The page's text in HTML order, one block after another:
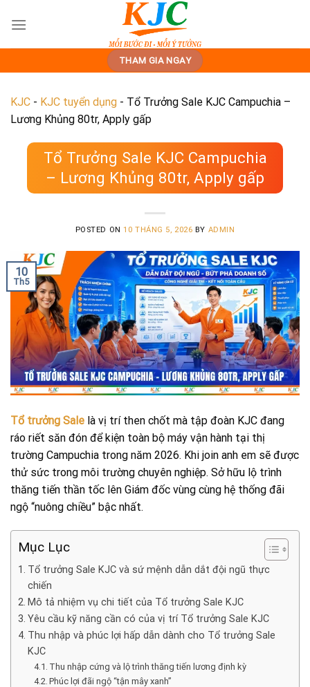
THAM GIA NGAY
KJC - KJC tuyển dụng - Tổ Trưởng Sale KJC Campuchia –
Lương Khủng 80tr, Apply gấp
Tổ Trưởng Sale KJC Campuchia
– Lương Khủng 80tr, Apply gấp
POSTED ON10 THÁNG 5, 2026 BY ADMIN
10
Th5
Tổ trưởng Sale là vị trí then chốt mà tập đoàn KJC đang
ráo riết săn đón để kiện toàn bộ máy vận hành tại thị
trường Campuchia trong năm 2026. Khi join anh em sẽ được
thử sức trong môi trường chuyên nghiệp. Sở hữu lộ trình
thăng tiến thần tốc lên Giám đốc vùng cùng hệ thống đãi
ngộ “nuông chiều” bậc nhất.
Mục Lục
Tổ trưởng Sale KJC và sứ mệnh dẫn dắt đội ngũ thực
chiến
Mô tả nhiệm vụ chi tiết của Tổ trưởng Sale KJC
Yêu cầu kỹ năng cần có của vị trí Tổ trưởng Sale KJC
Thu nhập và phúc lợi hấp dẫn dành cho Tổ trưởng Sale
KJC
Thu nhập cứng và lộ trình thăng tiến lương định kỳ
Phúc lợi đãi ngộ “tận mây xanh”